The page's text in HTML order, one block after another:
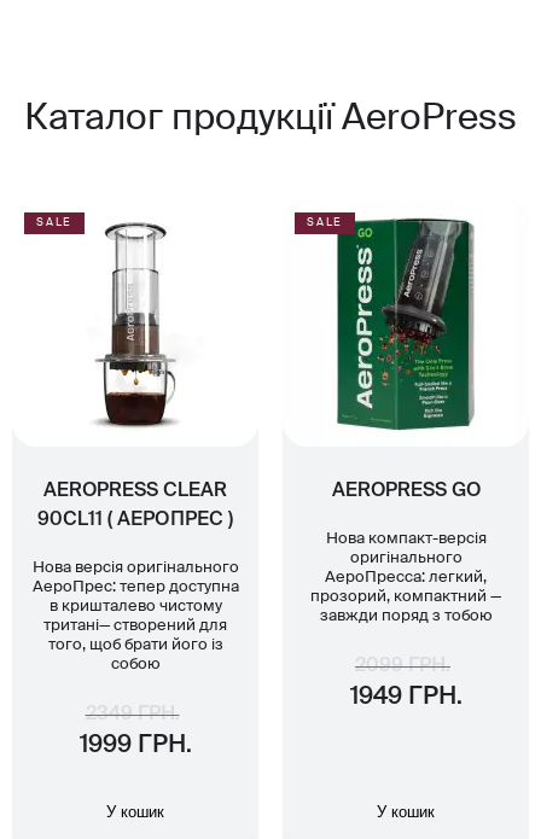
Каталог продукції AeroPress
SALE
AEROPRESS CLEAR
90CL11 ( АЕРОПРЕС )
Нова версія оригінального
АероПрес: тепер доступна
в кришталево чистому
тритані— створений для
того, щоб брати його із
собою
2349 ГРН.
1999 ГРН.
У кошик
SALE
AEROPRESS GO
Нова компакт-версія
оригінального
АероПресса: легкий,
прозорий, компактний —
завжди поряд з тобою
2099 ГРН.
1949 ГРН.
У кошик